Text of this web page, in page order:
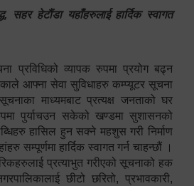
सहर हेटौंडा यहाँहरुलाई हार्दिक स्वागत
प्रविधिको व्यापक रुपमा प्रयोग बढ्न
आफ्ना सेवा सुविधाहरु कम्प्यूटर सूचना
सूचनाका माध्यमबाट प्रत्यक्ष जनताको घर
पुर्याचउन सकेको खण्डमा सुशासनको
हासिल हुन सक्ने महशुस गरी निर्माण
सम्पूर्णमा हार्दिक स्वागत गर्न चाहन्छौं ।
प्रत्याभुत गरीएको सूचनाको हक
छीटो छरितो, प्रभावकारी,